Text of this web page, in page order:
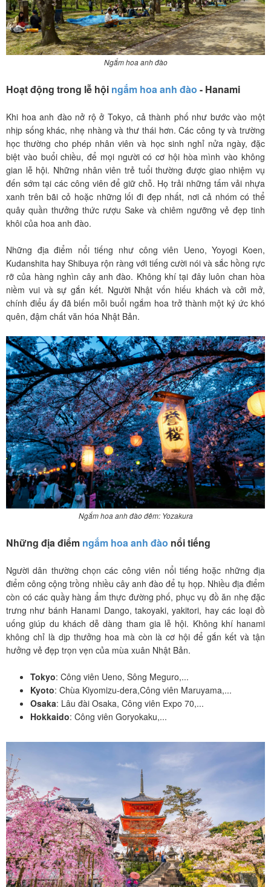
Ngắm hoa anh đào
Hoạt động trong lễ hội ngắm hoa anh đào - Hanami
Khi hoa anh đào nở rộ ở Tokyo, cả thành phố như bước vào một
nhịp sống khác, nhẹ nhàng và thư thái hơn. Các công ty và trường
học thường cho phép nhân viên và học sinh nghỉ nửa ngày, đặc
biệt vào buổi chiều, để mọi người có cơ hội hòa mình vào không
gian lễ hội. Những nhân viên trẻ tuổi thường được giao nhiệm vụ
đến sớm tại các công viên để giữ chỗ. Họ trải những tấm vải nhựa
xanh trên bãi cỏ hoặc những lối đi đẹp nhất, nơi cả nhóm có thể
quây quần thưởng thức rượu Sake và chiêm ngưỡng vẻ đẹp tinh
khôi của hoa anh đào.
Những địa điểm nổi tiếng như công viên Ueno, Yoyogi Koen,
Kudanshita hay Shibuya rộn ràng với tiếng cười nói và sắc hồng rực
rỡ của hàng nghìn cây anh đào. Không khí tại đây luôn chan hòa
niềm vui và sự gắn kết. Người Nhật vốn hiếu khách và cởi mở,
chính điểu ấy đã biến mỗi buổi ngắm hoa trở thành một ký ức khó
quên, đậm chất văn hóa Nhật Bản.
Ngắm hoa anh đào đêm: Yozakura
Những địa điểm ngắm hoa anh đào nổi tiếng
Người dân thường chọn các công viên nổi tiếng hoặc những địa
điểm công cộng trồng nhiều cây anh đào để tụ họp. Nhiều địa điểm
còn có các quầy hàng ẩm thực đường phố, phục vụ đồ ăn nhẹ đặc
trưng như bánh Hanami Dango, takoyaki, yakitori, hay các loại đồ
uống giúp du khách dễ dàng tham gia lễ hội. Không khí hanami
không chỉ là dịp thưởng hoa mà còn là cơ hội để gắn kết và tận
hưởng vẻ đẹp trọn vẹn của mùa xuân Nhật Bản.
Tokyo: Công viên Ueno, Sông Meguro,...
Kyoto: Chùa Kiyomizu-dera,Công viên Maruyama,...
Osaka: Lâu đài Osaka, Công viên Expo 70,...
Hokkaido: Công viên Goryokaku,...